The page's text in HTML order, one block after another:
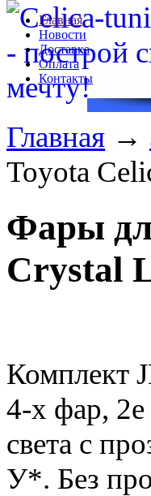
Главная
Новости
Доставка
Оплата
Контакты
Главная →
Toyota
Фары
Crystal
Комплект
4-х фар,
света с
У*. Без